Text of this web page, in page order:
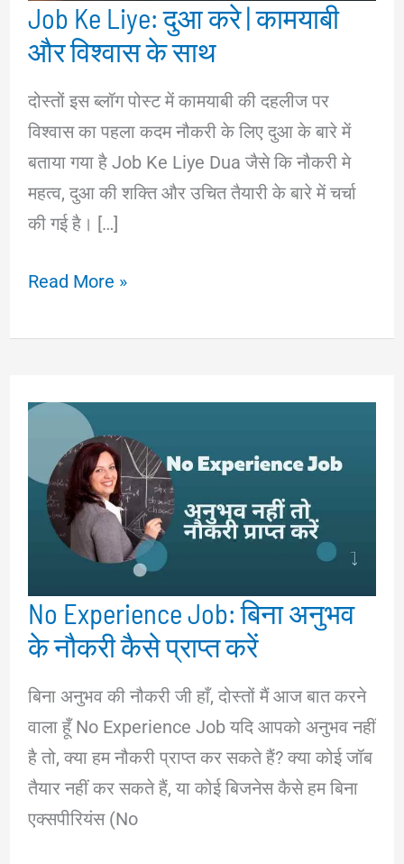
Job Ke Liye: दुआ करे | कामयाबी
और विश्वास के साथ
दोस्तों इस ब्लॉग पोस्ट में कामयाबी की दहलीज पर
विश्वास का पहला कदम नौकरी के लिए दुआ के बारे में
बताया गया है Job Ke Liye Dua जैसे कि नौकरी मे
महत्व, दुआ की शक्ति और उचित तैयारी के बारे में चर्चा
की गई है। […]
Job
Liye:
करे
कामयाबी
और
विश्वास
Read More »
No Experience Job: बिना अनुभव
के नौकरी कैसे प्राप्त करें
बिना अनुभव की नौकरी जी हाँ, दोस्तों मैं आज बात करने
वाला हूँ No Experience Job यदि आपको अनुभव नहीं
है तो, क्या हम नौकरी प्राप्त कर सकते हैं? क्या कोई जॉब
तैयार नहीं कर सकते हैं, या कोई बिजनेस कैसे हम बिना
एक्सपीरियंस (No